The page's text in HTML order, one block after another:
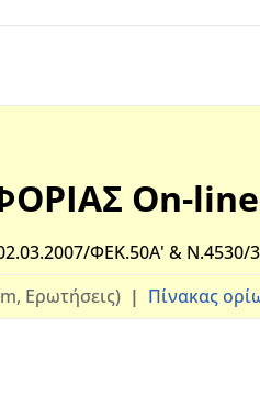
Οn-line
ΦΕΚ.50Α' & Ν.4530/
Ερωτήσεις) | Πίνακας